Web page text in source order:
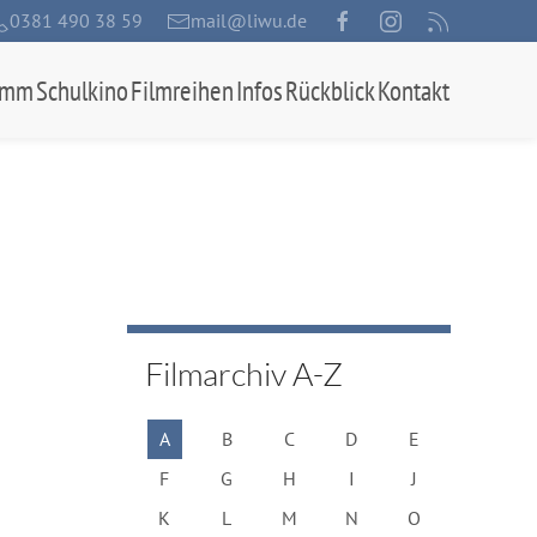
0381 490 38 59 mail@liwu.de
SchulkinoFilmreihenInfosRückblickKontakt
Filmarchiv A-Z
A B C D
E
F
G H I
J
K
L M N
O